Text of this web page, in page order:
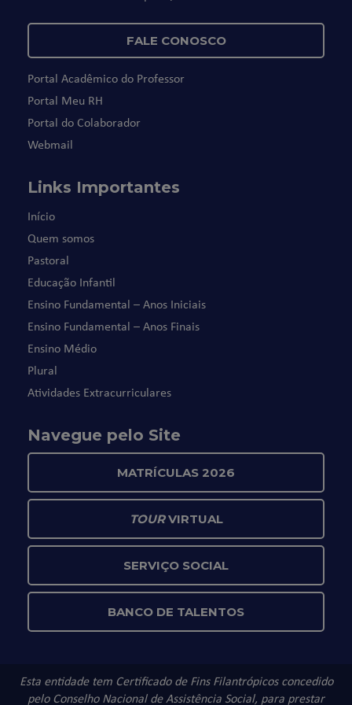
FALE CONOSCO
Portal Acadêmico do Professor
Portal Meu RH
Portal do Colaborador
Webmail
Links Importantes
Início
Quem somos
Pastoral
Educação Infantil
Ensino Fundamental – Anos Iniciais
Ensino Fundamental – Anos Finais
Ensino Médio
Plural
Atividades Extracurriculares
Navegue pelo Site
MATRÍCULAS 2026
TOURVIRTUAL
SERVIÇO SOCIAL
BANCO DE TALENTOS
Esta entidade tem Certificado de Fins Filantrópicos concedido
pelo Conselho Nacional de Assistência Social, para prestar